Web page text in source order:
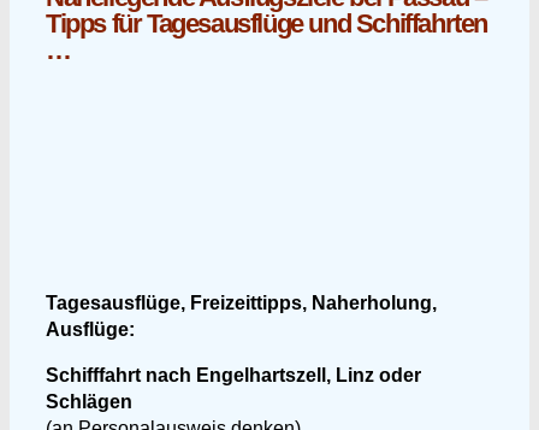
Tipps für Tagesausflüge und Schiffahrten
…
Tagesausflüge, Freizeittipps, Naherholung,
Ausflüge:
Schifffahrt nach Engelhartszell, Linz oder
Schlägen